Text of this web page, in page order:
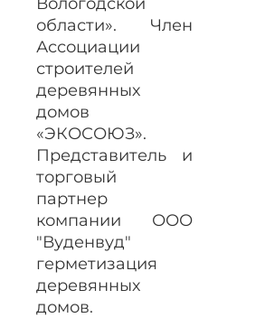
области». Член
Ассоциации
строителей
деревянных
домов
«ЭКОСОЮЗ».
Представитель и
торговый
партнер
компании ООО
"Вуденвуд"
герметизация
деревянных
домов.